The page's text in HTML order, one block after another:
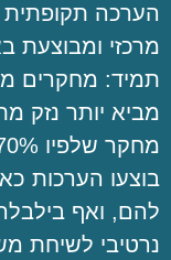
הערכה תקופתית
מרכזי ומבוצעת
תמיד: מחקרים
מביא יותר נזק
בוצעו הערכות
להם, ואף
נרטיבי לשיחת